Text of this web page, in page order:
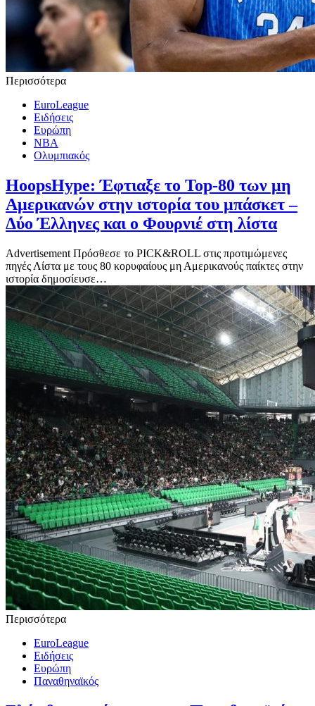
Περισσότερα
EuroLeague
Ειδήσεις
Ευρώπη
ΝΒΑ
Ολυμπιακός
HoopsHype: Έφτιαξε το Top-80 των μη
Αμερικανών στην ιστορία του μπάσκετ –
Δύο Έλληνες και ο Φουρνιέ στη λίστα
Advertisement Πρόσθεσε το PICK&ROLL στις προτιμώμενες
πηγές Λίστα με τους 80 κορυφαίους μη Αμερικανούς παίκτες στην
ιστορία δημοσίευσε…
Περισσότερα
EuroLeague
Ειδήσεις
Ευρώπη
Παναθηναϊκός